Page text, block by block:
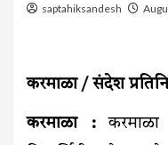
saptahiksandesh
करमाळा / संदेश
करमाळा :